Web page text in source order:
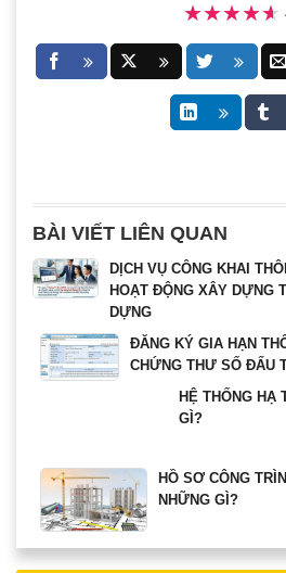
★★★★★
★★★★★
BÀI VIẾT LIÊN QUAN
DỊCH VỤ CÔNG KHAI
HOẠT ĐỘNG XÂY DỰNG
DỰNG
ĐĂNG KÝ GIA HẠN
CHỨNG THƯ SỐ ĐẤU
HỆ THỐNG HẠ
GÌ?
HỒ SƠ CÔNG
NHỮNG GÌ?